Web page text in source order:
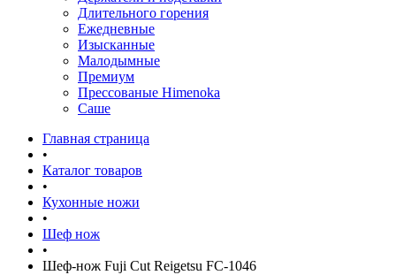
Длительного горения
Ежедневные
Изысканные
Малодымные
Премиум
Прессованые Himenoka
Саше
Главная страница
•
Каталог товаров
•
Кухонные ножи
•
Шеф нож
•
Шеф-нож Fuji Cut Reigetsu FC-1046